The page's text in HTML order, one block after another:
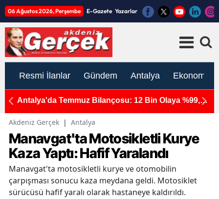
06 Ağustos 2026, Perşembe E-Gazete Yazarlar
Resmi İlanlar Gündem Antalya Ekonomi
Antalya'da Temmuz Bilançosu: 12 Bin Olaya %99,9
Akdeniz Gerçek | Antalya
Manavgat'ta Motosikletli Kurye
Kaza Yaptı: Hafif Yaralandı
Manavgat'ta motosikletli kurye ve otomobilin
çarpışması sonucu kaza meydana geldi. Motosiklet
sürücüsü hafif yaralı olarak hastaneye kaldırıldı.